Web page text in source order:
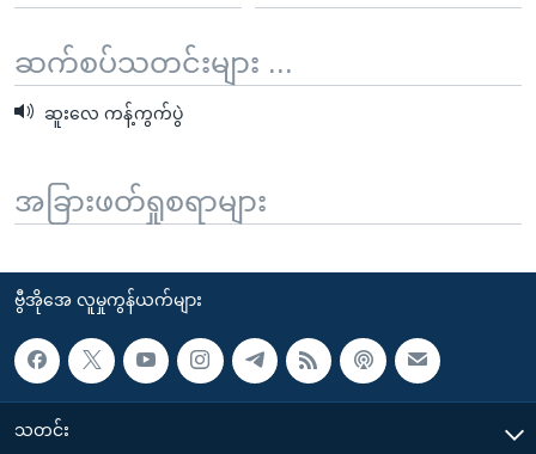
ဆက်စပ်သတင်းများ ...
ဆူးလေ ကန့်ကွက်ပွဲ
အခြားဖတ်ရှုစရာများ
ဗွီအိုအေ လူမှုကွန်ယက်များ
သတင်း